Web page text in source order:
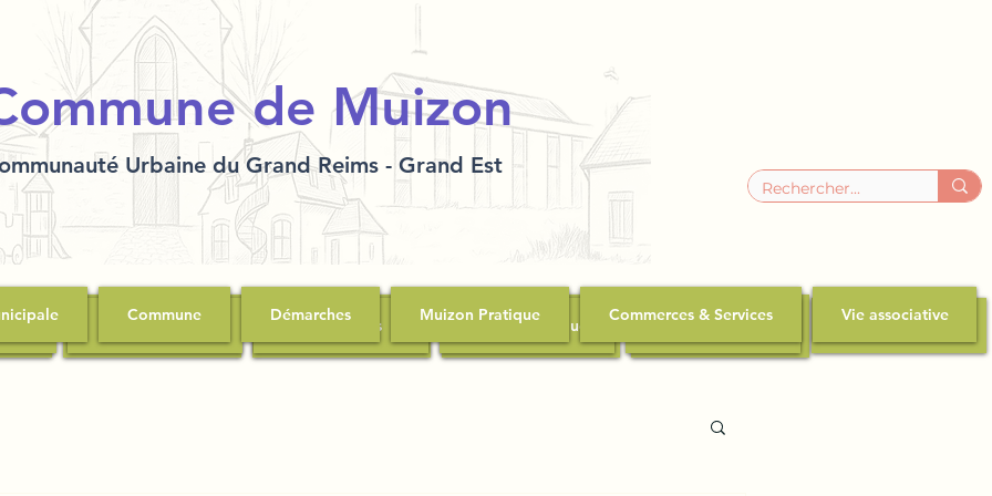
de Muizon
Urbaine du Grand Reims - Grand Est
Commune Démarches Muizon Pratique Commerces & Services Vie associative
Démarches Muizon Pratique Commerces & Services Vie associative
Commune Démarches Muizon Pratique Commerces & Services Vie associative